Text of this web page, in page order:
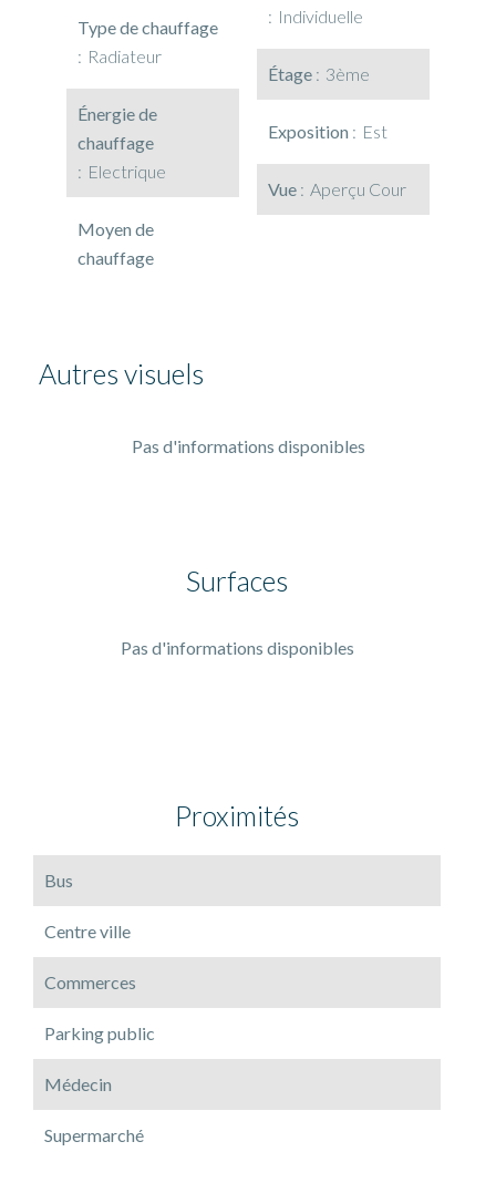
Type de chauffage
Radiateur
Énergie de
chauffage
Electrique
Moyen de
chauffage
Individuelle
Étage 3ème
Exposition Est
Vue Aperçu Cour
Autres visuels
Pas d'informations disponibles
Surfaces
Pas d'informations disponibles
Proximités
Bus
Centre ville
Commerces
Parking public
Médecin
Supermarché